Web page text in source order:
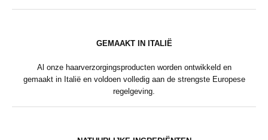
GEMAAKT IN ITALIË
Al onze haarverzorgingsproducten worden ontwikkeld en
gemaakt in Italië en voldoen volledig aan de strengste Europese
regelgeving.